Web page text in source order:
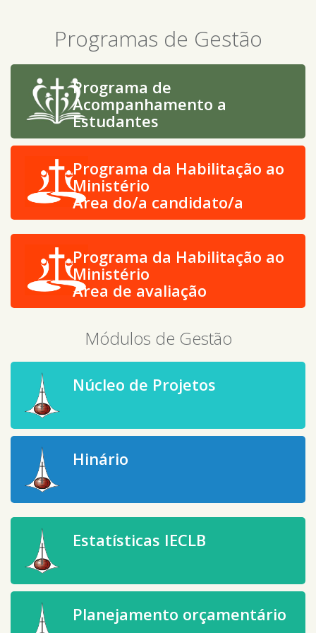
Programas de Gestão
Programa de
Acompanhamento a
Estudantes
Programa da Habilitação ao
Ministério
Área do/a candidato/a
Programa da Habilitação ao
Ministério
Área de avaliação
Módulos de Gestão
Núcleo de Projetos
Hinário
Estatísticas IECLB
Planejamento orçamentário